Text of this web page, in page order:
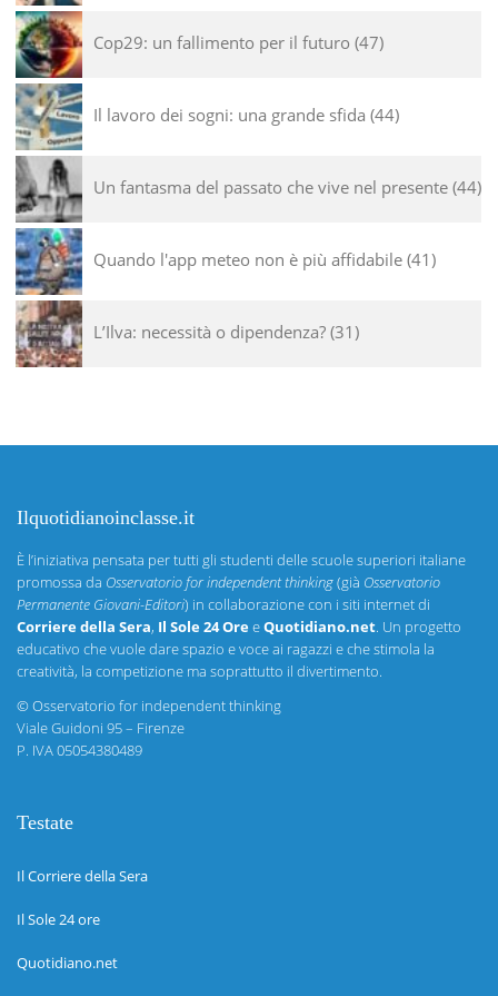
Cop29: un fallimento per il futuro 47
Il lavoro dei sogni: una grande sfida 44
Un fantasma del passato che vive nel presente 44
Quando l'app meteo non è più affidabile 41
L’Ilva: necessità o dipendenza? 31
Ilquotidianoinclasse.it
È l’iniziativa pensata per tutti gli studenti delle scuole superiori italiane
promossa da Osservatorio for independent thinking(già Osservatorio
Permanente Giovani-Editori) in collaborazione con i siti internet di
Corriere della Sera, Il Sole 24 OreeQuotidiano.net. Un progetto
educativo che vuole dare spazio e voce ai ragazzi e che stimola la
creatività, la competizione ma soprattutto il divertimento.
©Osservatorio for independent thinking
Viale Guidoni 95 – Firenze
P. IVA 05054380489
Testate
Il Corriere della Sera
Il Sole 24 ore
Quotidiano.net